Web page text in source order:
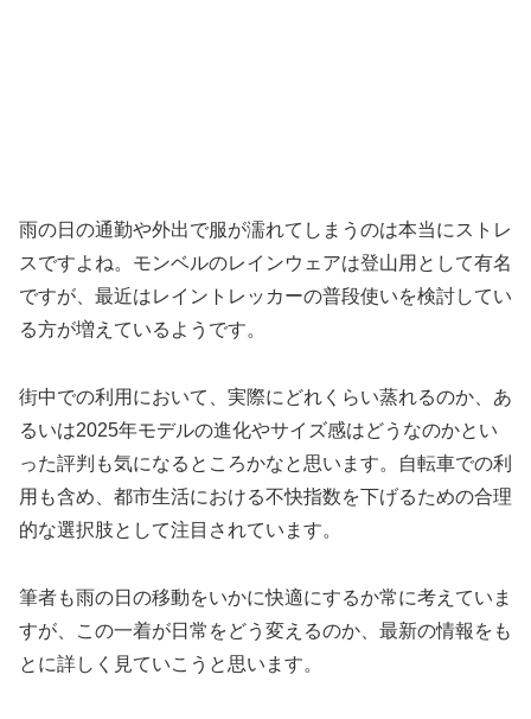
雨の日の通勤や外出で服が濡れてしまうのは本当にストレ
スですよね。モンベルのレインウェアは登山用として有名
ですが、最近はレイントレッカーの普段使いを検討してい
る方が増えているようです。
街中での利用において、実際にどれくらい蒸れるのか、あ
るいは2025年モデルの進化やサイズ感はどうなのかとい
った評判も気になるところかなと思います。自転車での利
用も含め、都市生活における不快指数を下げるための合理
的な選択肢として注目されています。
筆者も雨の日の移動をいかに快適にするか常に考えていま
すが、この一着が日常をどう変えるのか、最新の情報をも
とに詳しく見ていこうと思います。